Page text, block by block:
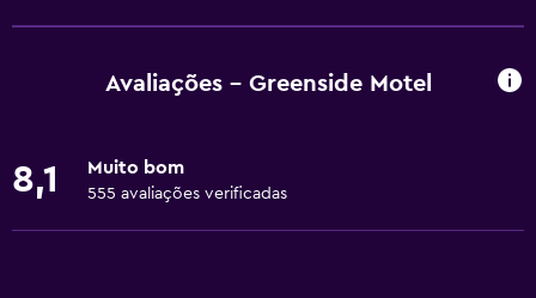
Taças de vinho
Utensílios de cozinha
Avaliações - Greenside Motel
8,1 Muito bom
555 avaliações verificadas